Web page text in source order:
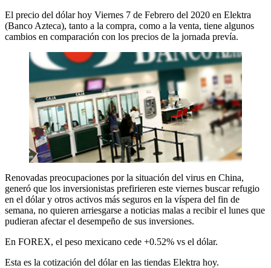
El precio del dólar hoy Viernes 7 de Febrero del 2020 en Elektra
(Banco Azteca), tanto a la compra, como a la venta, tiene algunos
cambios en comparación con los precios de la jornada prevía.
Renovadas preocupaciones por la situación del virus en China,
generó que los inversionistas prefirieren este viernes buscar refugio
en el dólar y otros activos más seguros en la víspera del fin de
semana, no quieren arriesgarse a noticias malas a recibir el lunes que
pudieran afectar el desempeño de sus inversiones.
En FOREX, el peso mexicano cede +0.52% vs el dólar.
Esta es la cotización del dólar en las tiendas Elektra hoy.